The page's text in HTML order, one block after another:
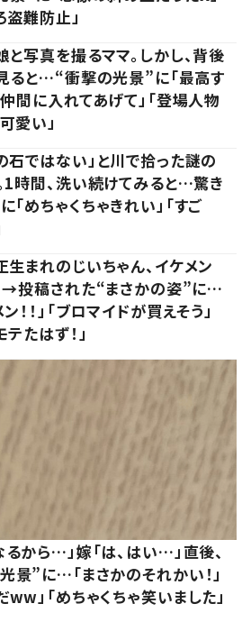
盗難防止」
と写真を撮るママ。しかし、背後
ると…“衝撃の光景”に「最高す
仲間に入れてあげて」「登場人物
愛い」
石ではない」と川で拾った謎の
1時間、洗い続けてみると…驚き
「めちゃくちゃきれい」「すご
生まれのじいちゃん、イケメン
→投稿された“まさかの姿”に…
ン！！」「ブロマイドが買えそう」
テたはず！」
から…」嫁「は、はい…」直後、
”に…「まさかのそれかい！」
」「めちゃくちゃ笑いました」